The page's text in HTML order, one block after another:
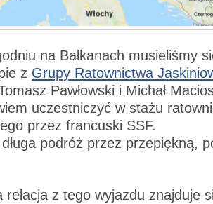
na Bałkanach musieliśmy
z Grupy Ratownictwa
Pawłowski i Michał
uczestniczyć w stażu
przez francuski SSF.
długa podróż przez przepiękną,
relacja z tego wyjazdu znajduje